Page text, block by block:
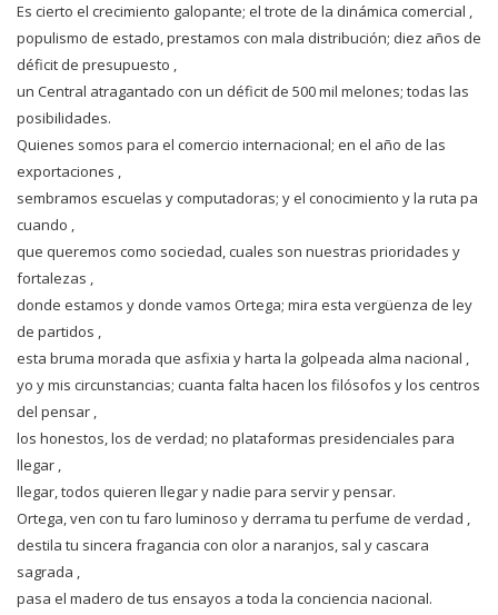
Es cierto el crecimiento galopante; el trote de la dinámica comercial ,
populismo de estado, prestamos con mala distribución; diez años de
déficit de presupuesto ,
un Central atragantado con un déficit de 500 mil melones; todas las
posibilidades.
Quienes somos para el comercio internacional; en el año de las
exportaciones ,
sembramos escuelas y computadoras; y el conocimiento y la ruta pa
cuando ,
que queremos como sociedad, cuales son nuestras prioridades y
fortalezas ,
donde estamos y donde vamos Ortega; mira esta vergüenza de ley
de partidos ,
esta bruma morada que asfixia y harta la golpeada alma nacional ,
yo y mis circunstancias; cuanta falta hacen los filósofos y los centros
del pensar ,
los honestos, los de verdad; no plataformas presidenciales para
llegar ,
llegar, todos quieren llegar y nadie para servir y pensar.
Ortega, ven con tu faro luminoso y derrama tu perfume de verdad ,
destila tu sincera fragancia con olor a naranjos, sal y cascara
sagrada ,
pasa el madero de tus ensayos a toda la conciencia nacional.